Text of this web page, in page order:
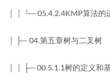
│ │ └─ 05.4.2.4KMP算法的
│ ├─ 04.第五章树与二叉树
│ │ ├─ 00.5.1.1树的定义和